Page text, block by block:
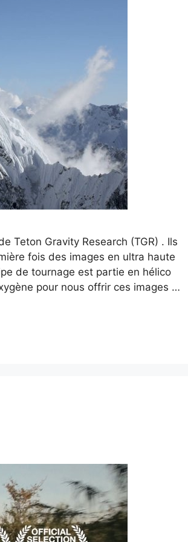
Teton Gravity Research (TGR) . Ils
fois des images en ultra haute
de tournage est partie en hélico
pour nous offrir ces images …